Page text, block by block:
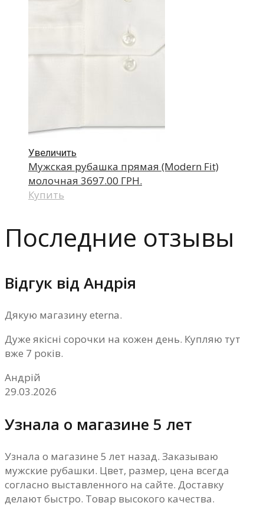
Увеличить
Мужская рубашка прямая (Modern Fit)
молочная 3697.00 ГРН.
Купить
Последние отзывы
Відгук від Андрія
Дякую магазину eterna.
Дуже якісні сорочки на кожен день. Купляю тут
вже 7 років.
Андрій
29.03.2026
Узнала о магазине 5 лет
Узнала о магазине 5 лет назад. Заказываю
мужские рубашки. Цвет, размер, цена всегда
согласно выставленного на сайте. Доставку
делают быстро. Товар высокого качества.